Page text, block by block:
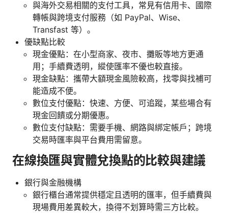
與海外交易相關的支付工具，常見有信用卡、國際
轉帳與跨境支付服務（如 PayPal、Wise、
Transfast 等）。
優缺點比較
現金優點：在小型商家、夜市、攤販等地方更通
用；手續費透明，縱使匯率不優也較直接。
現金缺點：攜帶大額現金風險較高，找零與找補可
能造成不便。
數位支付優點：快速、方便、可追蹤，某些場合有
現金回饋或分期優惠。
數位支付缺點：需要手機、網路與綁定帳戶；跨境
交易時匯率與平台費用需留意。
在線換匯與實體兌換點的比較與建議
銀行與金融機構
銀行櫃台通常提供穩定且透明的匯率，但手續費與
現場費用差異較大，換得不划算時需三方比較。